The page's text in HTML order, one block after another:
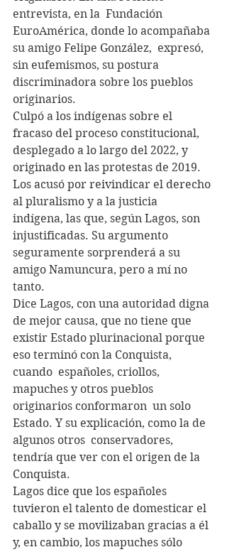
entrevista, en la  Fundación
EuroAmérica, donde lo acompañaba
su amigo Felipe González,  expresó,
sin eufemismos, su postura
discriminadora sobre los pueblos
originarios.
Culpó a los indígenas sobre el
fracaso del proceso constitucional,
desplegado a lo largo del 2022, y
originado en las protestas de 2019.
Los acusó por reivindicar el derecho
al pluralismo y a la justicia
indígena, las que, según Lagos, son
injustificadas. Su argumento
seguramente sorprenderá a su
amigo Namuncura, pero a mí no
tanto.
Dice Lagos, con una autoridad digna
de mejor causa, que no tiene que
existir Estado plurinacional porque
eso terminó con la Conquista,
cuando  españoles, criollos,
mapuches y otros pueblos
originarios conformaron  un solo
Estado. Y su explicación, como la de
algunos otros  conservadores,
tendría que ver con el origen de la
Conquista.
Lagos dice que los españoles
tuvieron el talento de domesticar el
caballo y se movilizaban gracias a él
y, en cambio, los mapuches sólo